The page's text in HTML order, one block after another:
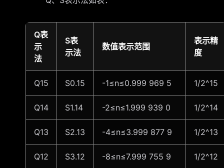
Q表
示
法
S表
示法
数值表示范围
表示精
度
Q15 S0.15 -1≤n≤0.999 969 5 1/2^15
Q14 S1.14 -2≤n≤1.999 939 0 1/2^14
Q13 S2.13 -4≤n≤3.999 877 9 1/2^13
Q12 S3.12 -8≤n≤7.999 755 9 1/2^12